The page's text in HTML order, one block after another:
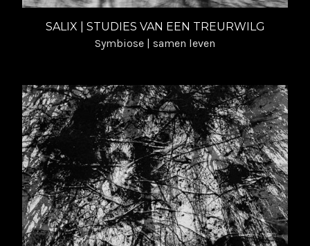
SALIX | STUDIES VAN EEN TREURWILG
Symbiose | samen leven